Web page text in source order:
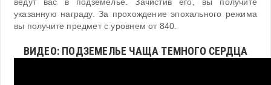
ведут вас в подземелье. Зачистив его, вы получите
указанную награду. За прохождение эпохального режима
вы получите предмет с уровнем от 840.
ВИДЕО: ПОДЗЕМЕЛЬЕ ЧАЩА ТЕМНОГО СЕРДЦА